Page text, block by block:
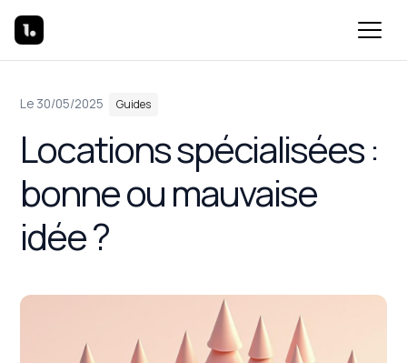
Locations spécialisées :
bonne ou mauvaise
idée ?
Le 30/05/2025 Dans
Guides